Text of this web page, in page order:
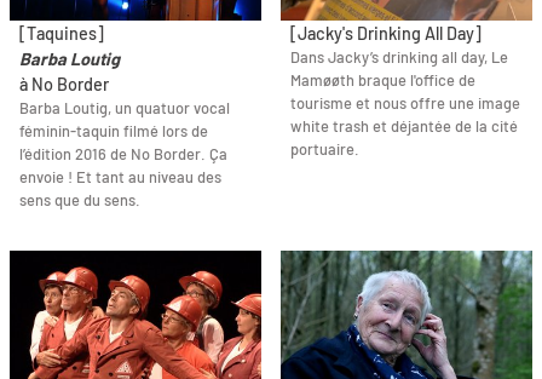
[Taquines]
Barba Loutig
à No Border
Barba Loutig, un quatuor vocal
féminin-taquin filmé lors de
l’édition 2016 de No Border. Ça
envoie ! Et tant au niveau des
sens que du sens.
[Jacky's Drinking All Day]
Dans Jacky’s drinking all day, Le
Mamøøth braque l'office de
tourisme et nous offre une image
white trash et déjantée de la cité
portuaire.